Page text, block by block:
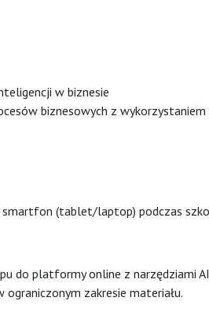
w biznesie
biznesowych z
smartfon (tablet/laptop) podczas
do platformy online z narzędziami
zakresie materiału.